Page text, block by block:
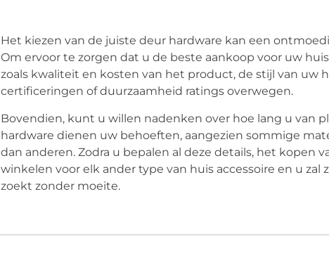
Het kiezen van de juiste deur hardware kan een
Om ervoor te zorgen dat u de beste aankoop voor uw
zoals kwaliteit en kosten van het product, de stijl van uw
certificeringen of duurzaamheid ratings overwegen.
Bovendien, kunt u willen nadenken over hoe lang u van
hardware dienen uw behoeften, aangezien sommige
dan anderen. Zodra u bepalen al deze details, het kopen
winkelen voor elk ander type van huis accessoire en u
zoekt zonder moeite.